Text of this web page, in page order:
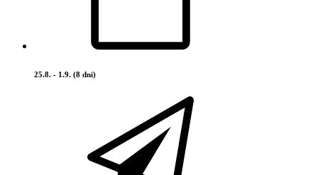
25.8. - 1.9. (8 dni)